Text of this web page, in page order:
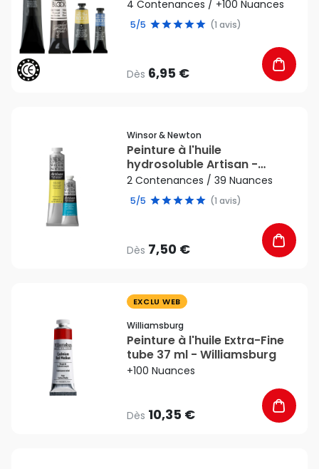
4 Contenances / +100 Nuances
5/5 (1 avis)
Dès 6,95 €
Winsor & Newton
Peinture à l'huile
hydrosoluble Artisan -
Winsor & Newton
2 Contenances / 39 Nuances
5/5 (1 avis)
Dès 7,50 €
EXCLU WEB
Williamsburg
Peinture à l'huile Extra-Fine
tube 37 ml - Williamsburg
+100 Nuances
Dès 10,35 €